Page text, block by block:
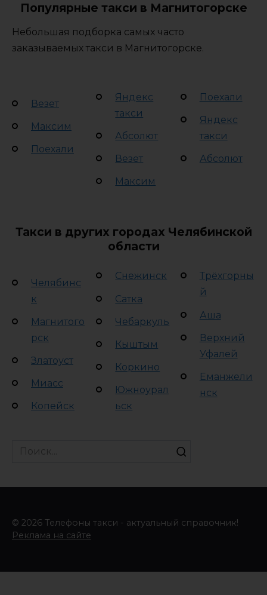
Популярные такси в Магнитогорске
Небольшая подборка самых часто
заказываемых такси в Магнитогорске.
Везет
Максим
Поехали
Яндекс
такси
Абсолют
Везет
Максим
Поехали
Яндекс
такси
Абсолют
Такси в других городах Челябинской
области
Челябинс
к
Магнитого
рск
Златоуст
Миасс
Копейск
Снежинск
Сатка
Чебаркуль
Кыштым
Коркино
Южноурал
ьск
Трёхгорны
й
Аша
Верхний
Уфалей
Еманжели
нск
Search
© 2026 Телефоны такси - актуальный справочник!
Реклама на сайте